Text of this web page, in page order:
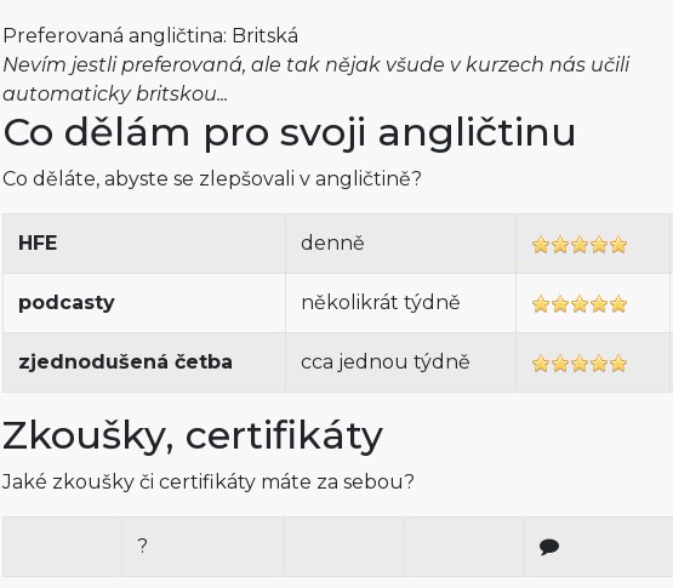
Preferovaná angličtina: Britská
Nevím jestli preferovaná, ale tak nějak všude v kurzech nás učili
automaticky britskou...
Co dělám pro svoji angličtinu
Co děláte, abyste se zlepšovali v angličtině?
HFE denně
podcasty několikrát týdně
zjednodušená četba cca jednou týdně
Zkoušky, certifikáty
Jaké zkoušky či certifikáty máte za sebou?
?